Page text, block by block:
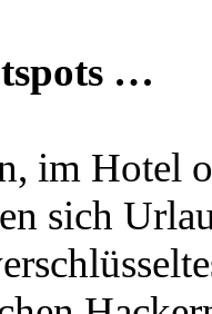
…
im Hotel
sich